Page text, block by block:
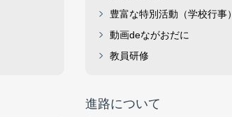
豊富な特別活動（学校行事）
動画deながおだに
教員研修
進路について